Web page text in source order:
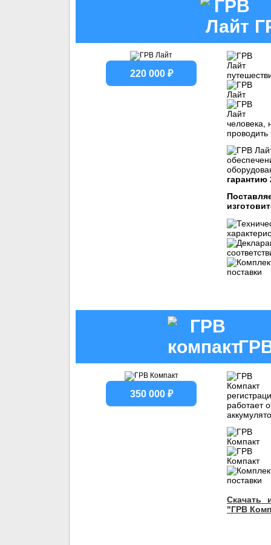
220 000 ₽
человека,
гарантию
350 000 ₽
работает
Скачать
"ГРВ